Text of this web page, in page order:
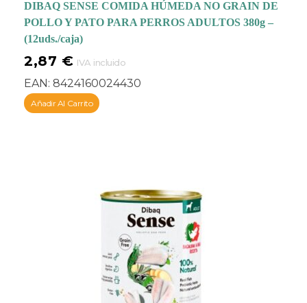
DIBAQ SENSE COMIDA HÚMEDA NO GRAIN DE
POLLO Y PATO PARA PERROS ADULTOS 380g –
(12uds./caja)
2,87 € IVA incluido
EAN: 8424160024430
Añadir Al Carrito